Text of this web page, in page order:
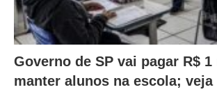
Governo de SP vai pagar R$
manter alunos na escola; veja